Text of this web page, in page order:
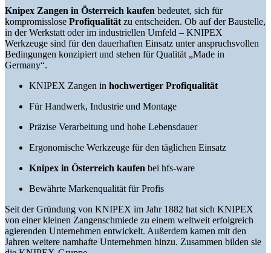
Knipex Zangen in Österreich kaufen bedeutet, sich für
kompromisslose Profiqualität zu entscheiden. Ob auf der Baustelle,
in der Werkstatt oder im industriellen Umfeld – KNIPEX
Werkzeuge sind für den dauerhaften Einsatz unter anspruchsvollen
Bedingungen konzipiert und stehen für Qualität „Made in
Germany“.
KNIPEX Zangen in hochwertiger Profiqualität
Für Handwerk, Industrie und Montage
Präzise Verarbeitung und hohe Lebensdauer
Ergonomische Werkzeuge für den täglichen Einsatz
Knipex in Österreich kaufen bei hfs-ware
Bewährte Markenqualität für Profis
Seit der Gründung von KNIPEX im Jahr 1882 hat sich KNIPEX
von einer kleinen Zangenschmiede zu einem weltweit erfolgreich
agierenden Unternehmen entwickelt. Außerdem kamen mit den
Jahren weitere namhafte Unternehmen hinzu. Zusammen bilden sie